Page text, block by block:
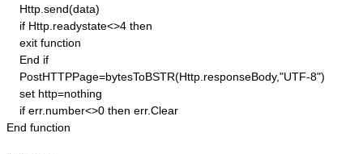
    Http.send(data)
    if Http.readystate<>4 then
    exit function
    End if
    PostHTTPPage=bytesToBSTR(Http.responseBody,"UTF-8")
    set http=nothing
    if err.number<>0 then err.Clear
End function